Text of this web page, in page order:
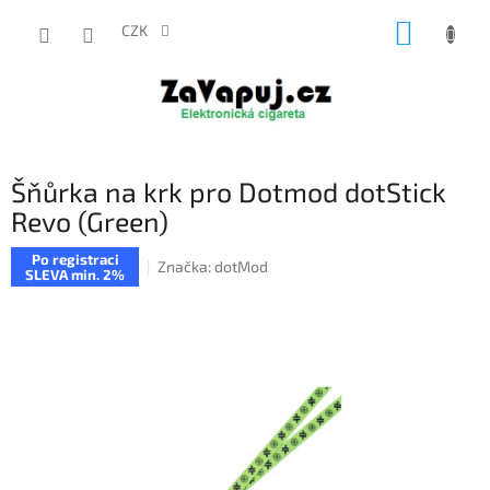
CZK
Šňůrka na krk pro Dotmod dotStick
Revo (Green)
Po registraci
SLEVA min. 2%
Značka:dotMod